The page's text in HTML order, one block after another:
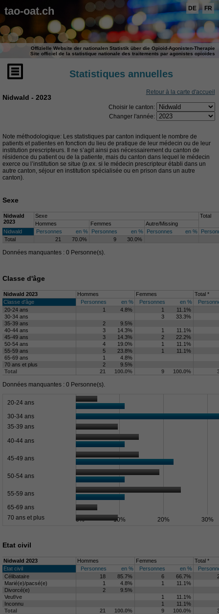
tao-oat.ch
Offizielle Website der nationalen Statistik über die Opioid-Agonisten-Therapie
Site officiel de la statistique nationale des traitements par agonistes opioïdes
DE FR
Statistiques annuelles
Retour à la carte d'accueil
Choisir le canton:
Changer l'année:
Nidwald - 2023
Note méthodologique: Les statistiques par canton indiquent le nombre de
patients et patientes en fonction du lieu de pratique de leur médecin ou de leur
institution prescripteurs. Il ne s’agit ainsi pas nécessairement du canton de
résidence du patient ou de la patiente, mais du canton dans lequel le médecin
exerce ou l’institution se situe (p.ex. si le médecin prescripteur établi dans un
autre canton, séjour en institution spécialisée ou en prison dans un autre
canton).
Sexe
Nidwald
2023
Sexe
Total
Hommes
Femmes
Autre/Missing
Nidwald
Personnes en % Personnes en % Personnes en %
Total
21 70.0% 9 30.0%
Données manquantes : 0 Personne(s).
Classe d'âge
Nidwald 2023 Hommes Femmes
Total *
Classe d'âge
Personnes en % Personnes en %
20-24 ans
1 4.8% 1
11.1%
30-34 ans
3
33.3%
35-39 ans
2
9.5%
40-44 ans
3 14.3% 1
11.1%
45-49 ans
3 14.3% 2
22.2%
50-54 ans
4 19.0% 1
11.1%
55-59 ans
5 23.8% 1
11.1%
65-69 ans
1
4.8%
70 ans et plus
2
9.5%
Total
21 100.0% 9 100.0%
Données manquantes : 0 Personne(s).
20-24 ans
30-34 ans
35-39 ans
40-44 ans
45-49 ans
50-54 ans
55-59 ans
65-69 ans
70 ans et plus
0% 10% 20% 30%
Etat civil
Nidwald 2023 Hommes Femmes
Total *
Etat civil
Personnes en % Personnes en %
Célibataire
18 85.7% 6 66.7%
Marié(e)/pacsé(e)
1 4.8% 1
11.1%
Divorcé(e)
2
9.5%
Veuf/ve
1
11.1%
Inconnu
1
11.1%
Total
21 100.0% 9 100.0%